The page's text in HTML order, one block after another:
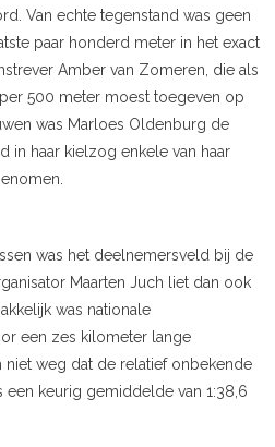
Van echte tegenstand was geen
paar honderd meter in het exact
Amber van Zomeren, die als
500 meter moest toegeven op
was Marloes Oldenburg de
in haar kielzog enkele van haar
was het deelnemersveld bij de
Maarten Juch liet dan ook
was nationale
een zes kilometer lange
weg dat de relatief onbekende
een keurig gemiddelde van 1:38,6